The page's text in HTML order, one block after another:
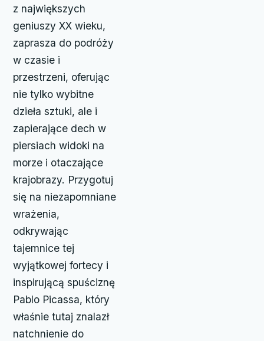
z największych
geniuszy XX wieku,
zaprasza do podróży
w czasie i
przestrzeni, oferując
nie tylko wybitne
dzieła sztuki, ale i
zapierające dech w
piersiach widoki na
morze i otaczające
krajobrazy. Przygotuj
się na niezapomniane
wrażenia,
odkrywając
tajemnice tej
wyjątkowej fortecy i
inspirującą spuściznę
Pablo Picassa, który
właśnie tutaj znalazł
natchnienie do